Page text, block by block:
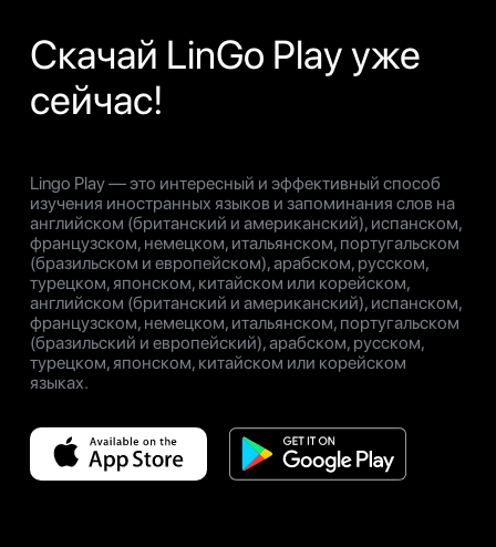
Скачай LinGo Play уже
сейчас!
Lingo Play — это интересный и эффективный способ
изучения иностранных языков и запоминания слов на
английском (британский и американский), испанском,
французском, немецком, итальянском, португальском
(бразильском и европейском), арабском, русском,
турецком, японском, китайском или корейском,
английском (британский и американский), испанском,
французском, немецком, итальянском, португальском
(бразильский и европейский), арабском, русском,
турецком, японском, китайском или корейском
языках.